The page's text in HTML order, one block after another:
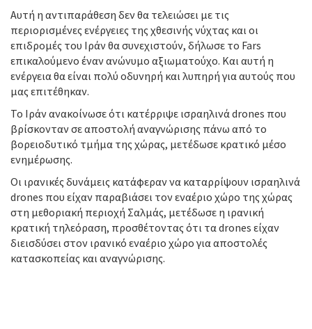
Αυτή η αντιπαράθεση δεν θα τελειώσει με τις
περιορισμένες ενέργειες της χθεσινής νύχτας και οι
επιδρομές του Ιράν θα συνεχιστούν, δήλωσε το Fars
επικαλούμενο έναν ανώνυμο αξιωματούχο. Και αυτή η
ενέργεια θα είναι πολύ οδυνηρή και λυπηρή για αυτούς που
μας επιτέθηκαν.
Το Ιράν ανακοίνωσε ότι κατέρριψε ισραηλινά drones που
βρίσκονταν σε αποστολή αναγνώρισης πάνω από το
βορειοδυτικό τμήμα της χώρας, μετέδωσε κρατικό μέσο
ενημέρωσης.
Οι ιρανικές δυνάμεις κατάφεραν να καταρρίψουν ισραηλινά
drones που είχαν παραβιάσει τον εναέριο χώρο της χώρας
στη μεθοριακή περιοχή Σαλμάς, μετέδωσε η ιρανική
κρατική τηλεόραση, προσθέτοντας ότι τα drones είχαν
διεισδύσει στον ιρανικό εναέριο χώρο για αποστολές
κατασκοπείας και αναγνώρισης.